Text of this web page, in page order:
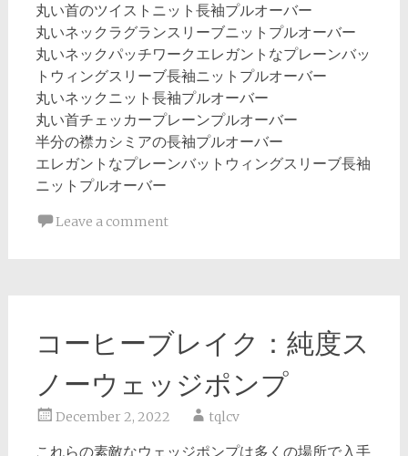
丸い首のツイストニット長袖プルオーバー
丸いネックラグランスリーブニットプルオーバー
丸いネックパッチワークエレガントなプレーンバッ
トウィングスリーブ長袖ニットプルオーバー
丸いネックニット長袖プルオーバー
丸い首チェッカープレーンプルオーバー
半分の襟カシミアの長袖プルオーバー
エレガントなプレーンバットウィングスリーブ長袖
ニットプルオーバー
Leave a comment
コーヒーブレイク：純度ス
ノーウェッジポンプ
December 2, 2022 tqlcv
これらの素敵なウェッジポンプは多くの場所で入手